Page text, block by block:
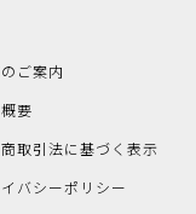
ご案内
要
取引法に基づく表示
バシーポリシー